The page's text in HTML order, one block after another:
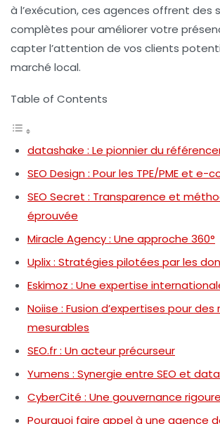
à l’exécution, ces agences offrent des
complètes pour améliorer votre
capter l’attention de vos clients
marché local.
Table of Contents
datashake : Le pionnier du
SEO Design : Pour les TPE/PME et
SEO Secret : Transparence et
éprouvée
Miracle Agency : Une approche 360°
Uplix : Stratégies pilotées par les
Eskimoz : Une expertise
Noiise : Fusion d’expertises pour
mesurables
SEO.fr : Un acteur précurseur
Yumens : Synergie entre SEO et
CyberCité : Une gouvernance
Pourquoi faire appel à une agence